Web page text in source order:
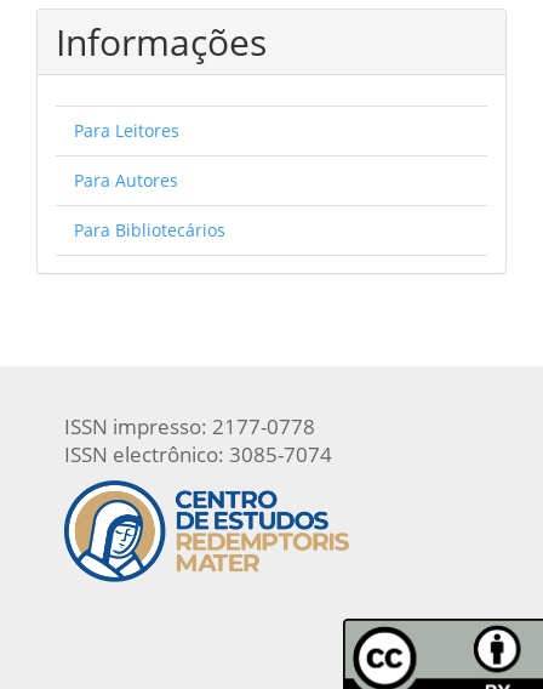
Informações
Para Leitores
Para Autores
Para Bibliotecários
ISSN impresso: 2177-0778
ISSN electrônico: 3085-7074